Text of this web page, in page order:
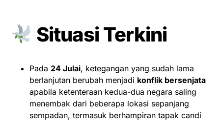
Situasi Terkini
Pada 24 Julai, ketegangan yang sudah lama
berlanjutan berubah menjadi konflik bersenjata
apabila ketenteraan kedua-dua negara saling
menembak dari beberapa lokasi sepanjang
sempadan, termasuk berhampiran tapak candi